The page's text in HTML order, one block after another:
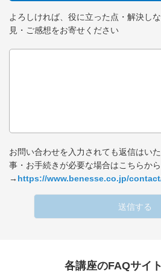
よろしければ、役に立った点・解決し
見・ご感想をお寄せください
お問い合わせを入力されても返信はい
事・お手続きが必要な場合はこちらから
→ https://www.benesse.co.jp/
送信する
各講座のFAQサイ